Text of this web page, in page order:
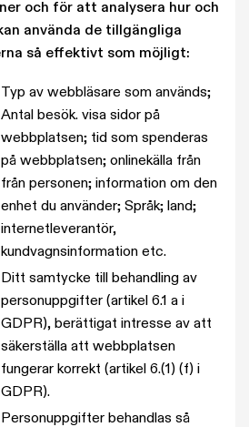
och för att analysera hur och
använda de tillgängliga
så effektivt som möjligt:
Typ av webbläsare som används;
Antal besök. visa sidor på
webbplatsen; tid som spenderas
på webbplatsen; onlinekälla från
från personen; information om den
enhet du använder; Språk; land;
internetleverantör,
kundvagnsinformation etc.
Ditt samtycke till behandling av
personuppgifter (artikel 6.1 a i
GDPR), berättigat intresse av att
säkerställa att webbplatsen
fungerar korrekt (artikel 6.(1) (f) i
GDPR).
Personuppgifter behandlas så